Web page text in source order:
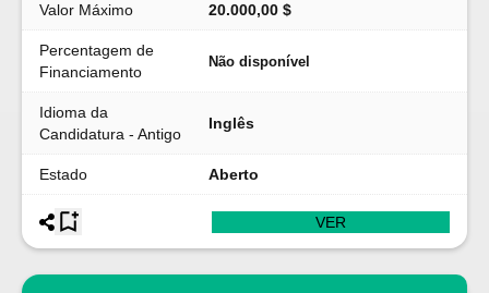
Valor Máximo 20.000,00 $
Percentagem de
Financiamento
Não disponível
Idioma da
Candidatura - Antigo
Inglês
Estado Aberto
VER